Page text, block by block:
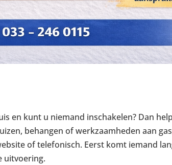
en kunt u niemand inschakelen? Dan
behangen of werkzaamheden aan
of telefonisch. Eerst komt iemand
uitvoering.